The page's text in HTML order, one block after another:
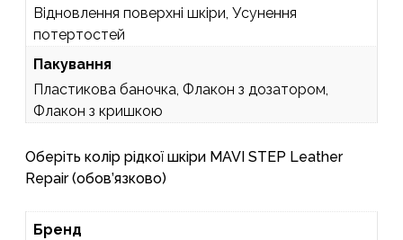
Відновлення поверхні шкіри, Усунення
потертостей
Пакування
Пластикова баночка, Флакон з дозатором,
Флакон з кришкою
Оберіть колір рідкої шкіри MAVI STEP Leather
Repair (обов’язково)
Бренд